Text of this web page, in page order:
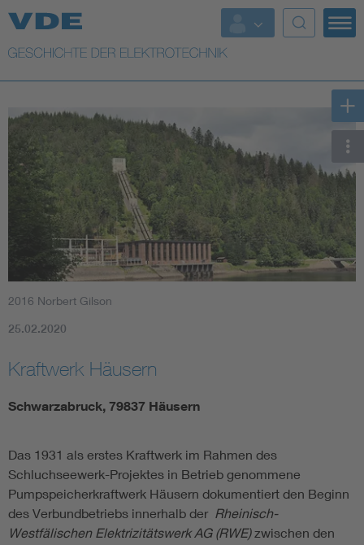
Top Themen
Weitere Themen
2016 Norbert Gilson
25.02.2020
Kraftwerk Häusern
Schwarzabruck, 79837 Häusern
Das 1931 als erstes Kraftwerk im Rahmen des
Schluchseewerk-Projektes in Betrieb genommene
Pumpspeicherkraftwerk Häusern dokumentiert den Beginn
des Verbundbetriebs innerhalb der Rheinisch-
Westfälischen Elektrizitätswerk AG (RWE)zwischen den